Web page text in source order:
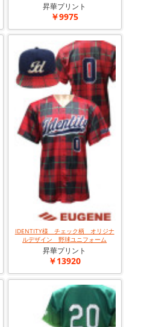
昇華プリント
￥9975
IDENTITY様 チェック柄 オリジナ
ルデザイン 野球ユニフォーム
昇華プリント
￥13920